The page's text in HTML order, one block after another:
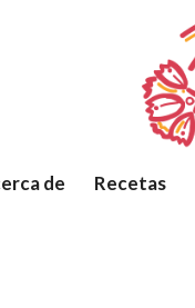
de Recetas